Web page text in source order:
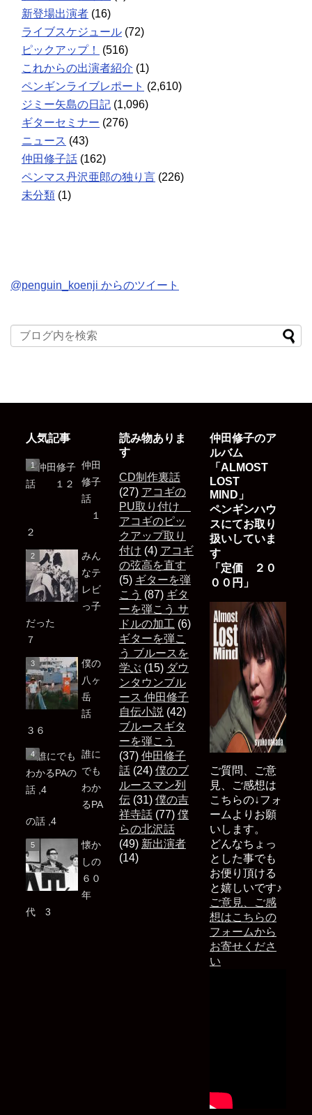
新登場出演者 (16)
ライブスケジュール (72)
ピックアップ！
(516)
これからの出演者紹介 (1)
ペンギンライブレポート (2,610)
ジミー矢島の日記 (1,096)
ギターセミナー (276)
ニュース (43)
仲田修子話 (162)
ペンマス丹沢亜郎の独り言 (226)
未分類 (1)
@penguin_koenji からのツイート
人気記事
仲田
修子
話
１
２
みん
なテ
レビ
っ子
だった
７
僕の
八ヶ
岳
話
３６
誰に
でも
わか
るPA
の話 ,4
懐か
しの
６０
年
代 3
読み物ありま
す
CD制作裏話
(27) アコギの
PU取り付け
アコギのピッ
クアップ取り
付け (4) アコギ
の弦高を直す
(5) ギターを弾
こう (87) ギタ
ーを弾こう サ
ドルの加工 (6)
ギターを弾こ
う ブルースを
学ぶ (15) ダウ
ンタウンブル
ース 仲田修子
自伝小説 (42)
ブルースギタ
ーを弾こう
(37) 仲田修子
話(24) 僕のブ
ルースマン列
伝(31) 僕の吉
祥寺話(77) 僕
らの北沢話
(49) 新出演者
(14)
仲田修子のア
ルバム
「ALMOST
LOST
MIND」
ペンギンハウ
スにてお取り
扱いしていま
す
「定価 ２０
００円」
ご質問、ご意
見、ご感想は
こちらの↓フォ
ームよりお願
いします。
どんなちょっ
とした事でも
お便り頂ける
と嬉しいです♪
ご意見、ご感
想はこちらの
フォームから
お寄せくださ
い